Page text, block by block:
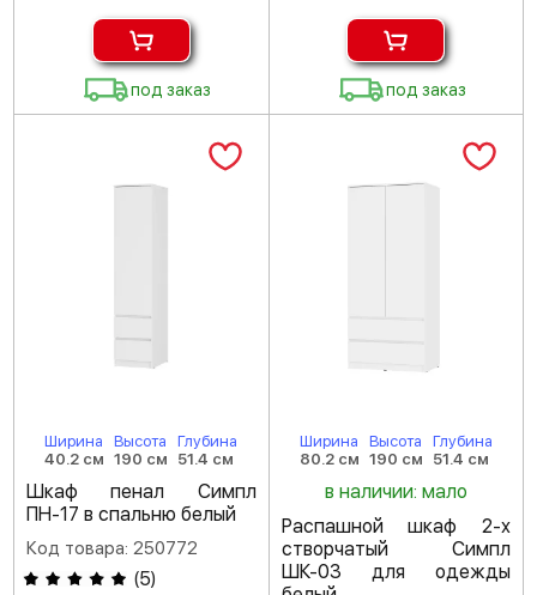
под заказ под заказ
Ширина
40.2 см
Высота
190 см
Глубина
51.4 см
Шкаф пенал Симпл
ПН-17 в спальню белый
Код товара: 250772
(5)
Ширина
80.2 см
Высота
190 см
Глубина
51.4 см
в наличии: мало
Распашной шкаф 2-х
створчатый Симпл
ШК-03 для одежды